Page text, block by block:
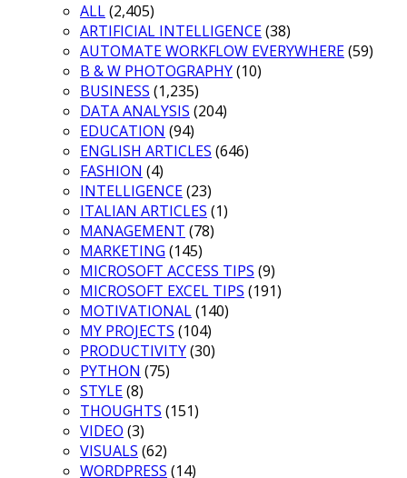
ALL(2,405)
ARTIFICIAL INTELLIGENCE(38)
AUTOMATE WORKFLOW EVERYWHERE(59)
B & W PHOTOGRAPHY(10)
BUSINESS (1,235)
DATA ANALYSIS (204)
EDUCATION (94)
ENGLISH ARTICLES (646)
FASHION (4)
INTELLIGENCE(23)
ITALIAN ARTICLES (1)
MANAGEMENT (78)
MARKETING (145)
MICROSOFT ACCESS TIPS (9)
MICROSOFT EXCEL TIPS (191)
MOTIVATIONAL(140)
MY PROJECTS (104)
PRODUCTIVITY(30)
PYTHON (75)
STYLE(8)
THOUGHTS (151)
VIDEO (3)
VISUALS (62)
WORDPRESS (14)